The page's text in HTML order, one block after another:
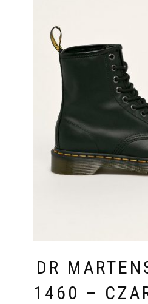
DR
1460 –